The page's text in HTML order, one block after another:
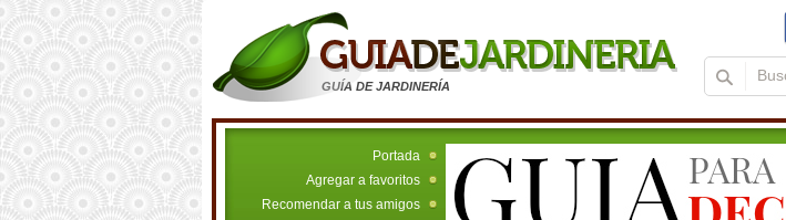
GUÍA DE JARDINERÍA
Portada
Agregar a favoritos
Recomendar a tus amigos